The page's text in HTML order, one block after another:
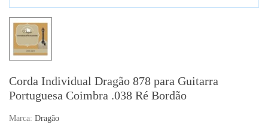
Corda Individual Dragão 878 para Guitarra
Portuguesa Coimbra .038 Ré Bordão
Marca: Dragão